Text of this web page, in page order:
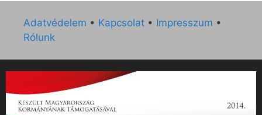
Adatvédelem • Kapcsolat • Impresszum •
Rólunk